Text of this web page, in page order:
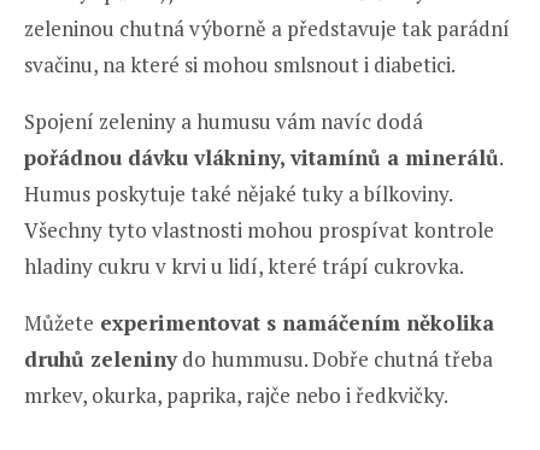
zeleninou chutná výborně a představuje tak parádní
svačinu, na které si mohou smlsnout i diabetici.
Spojení zeleniny a humusu vám navíc dodá
pořádnou dávku vlákniny, vitamínů a minerálů.
Humus poskytuje také nějaké tuky a bílkoviny.
Všechny tyto vlastnosti mohou prospívat kontrole
hladiny cukru v krvi u lidí, které trápí cukrovka.
Můžete experimentovat s namáčením několika
druhů zeleninydo hummusu. Dobře chutná třeba
mrkev, okurka, paprika, rajče nebo i ředkvičky.